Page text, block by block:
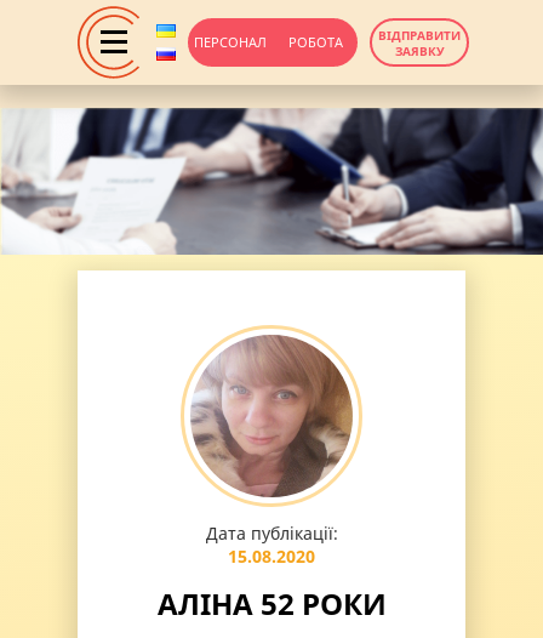
ПЕРСОНАЛ РОБОТА
ВІДПРАВИТИ
ЗАЯВКУ
Дата публікації:
15.08.2020
АЛІНА 52 РОКИ